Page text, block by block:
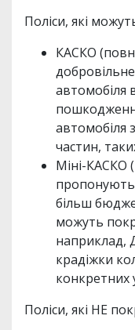
Поліси, які
КАСКО
автомобіля
автомобіля
частин,
Міні-КАСКО
пропонують
більш
можуть
наприклад,
крадіжки
конкретних
Поліси, які НЕ